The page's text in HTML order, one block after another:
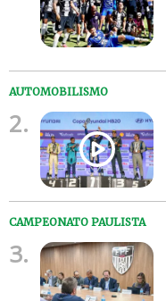
AUTOMOBILISMO
2.
CAMPEONATO PAULISTA
3.